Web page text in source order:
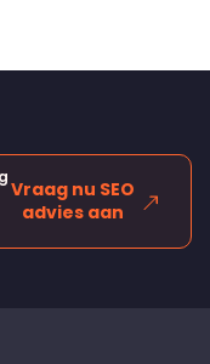
Vraag nu SEO
advies aan